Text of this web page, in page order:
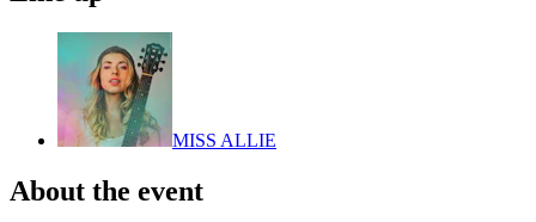
MISS ALLIE
About the event